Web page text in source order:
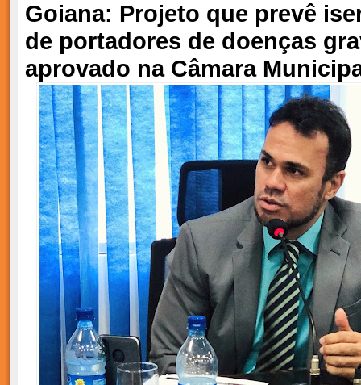
Goiana: Projeto que prevê
de portadores de doenças
aprovado na Câmara